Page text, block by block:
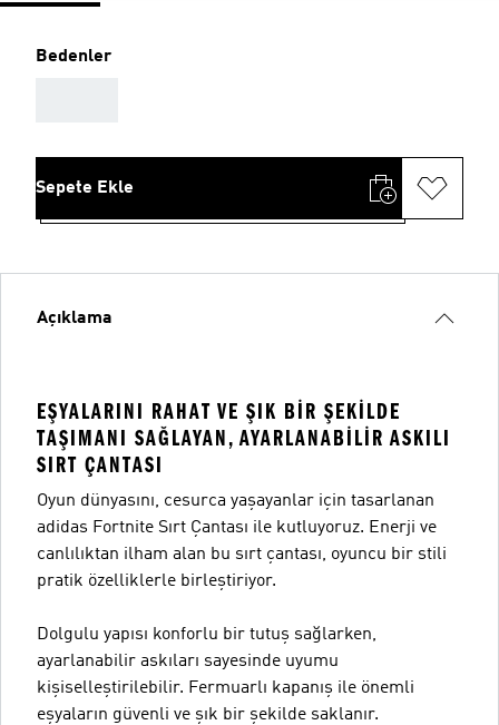
Bedenler
Sepete Ekle
Açıklama
EŞYALARINI RAHAT VE ŞIK BIR ŞEKILDE
TAŞIMANI SAĞLAYAN, AYARLANABILIR ASKILI
SIRT ÇANTASI
Oyun dünyasını, cesurca yaşayanlar için tasarlanan
adidas Fortnite Sırt Çantası ile kutluyoruz. Enerji ve
canlılıktan ilham alan bu sırt çantası, oyuncu bir stili
pratik özelliklerle birleştiriyor.
Dolgulu yapısı konforlu bir tutuş sağlarken,
ayarlanabilir askıları sayesinde uyumu
kişiselleştirilebilir. Fermuarlı kapanış ile önemli
eşyaların güvenli ve şık bir şekilde saklanır.